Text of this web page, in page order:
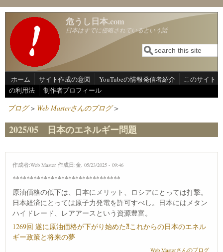
メインコンテンツに移動
危うし日本.com
日本はすでに侵略されているという話
検索フォーム
検索
ホーム サイト作成の意図 YouTubeの情報発信者紹介
このサイト
の利用法
制作者プロフィール
ブログ> Web Masterさんのブログ>
2025/05 日本のエネルギー問題
作成者:Web Master 作成日:金, 05/23/2025 - 09:46
*******************************
原油価格の低下は、日本にメリット、ロシアにとっては打撃。
日本経済にとっては原子力発電を許可すべし。日本にはメタン
ハイドレード、レアアースという資源豊富。
1269回 遂に原油価格が下がり始めた⁈これからの日本のエネル
ギー政策と将来の夢
Web Masterさんのブログ